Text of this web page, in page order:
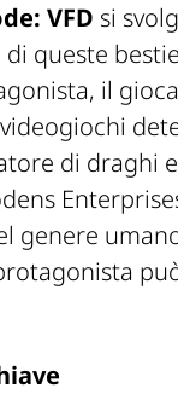
VFD si
queste
il
di draghi
genere